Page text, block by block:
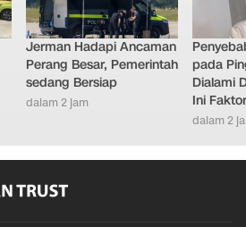
Jerman Hadapi Ancaman
Perang Besar, Pemerintah
sedang Bersiap
dalam 2 jam
pada
Dialami
Ini
dalam 2